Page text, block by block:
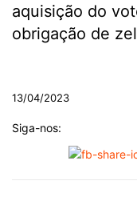
aquisição do
obrigação de
13/04/2023
Siga-nos: